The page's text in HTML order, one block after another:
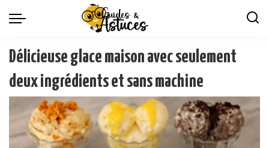
Délicieuse glace maison avec seulement
deux ingrédients et sans machine